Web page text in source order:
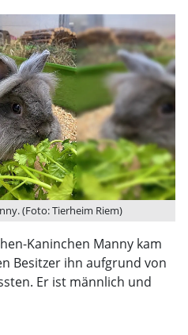
(Foto: Tierheim Riem)
Kaninchen Manny kam
Besitzer ihn aufgrund von
Er ist männlich und